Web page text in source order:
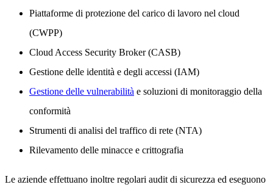
Piattaforme di protezione del carico di lavoro nel cloud
(CWPP)
Cloud Access Security Broker (CASB)
Gestione delle identità e degli accessi (IAM)
Gestione delle vulnerabilità e soluzioni di monitoraggio della
conformità
Strumenti di analisi del traffico di rete (NTA)
Rilevamento delle minacce e crittografia
Le aziende effettuano inoltre regolari audit di sicurezza ed eseguono